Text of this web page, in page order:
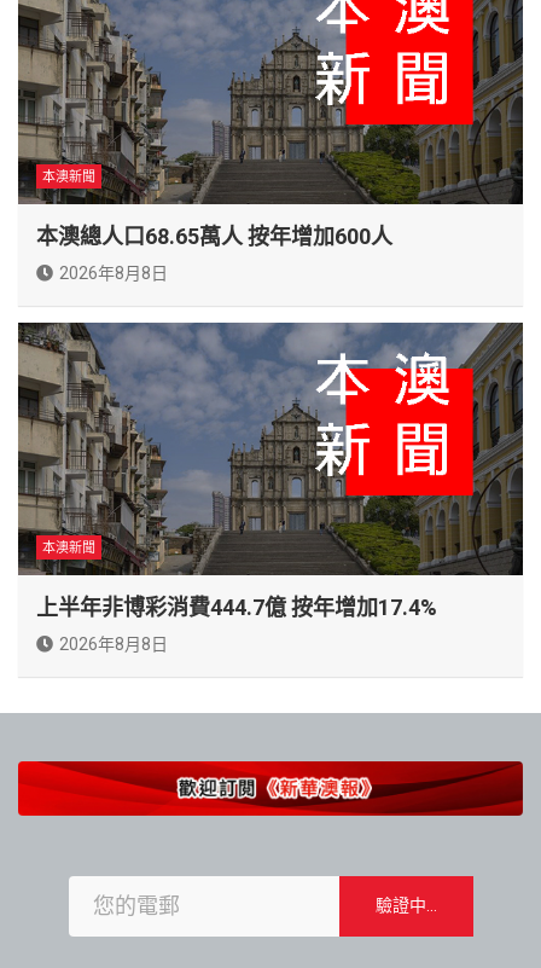
本澳新聞
本澳總人口68.65萬人 按年增加600人
2026年8月8日
本澳新聞
上半年非博彩消費444.7億 按年增加17.4%
2026年8月8日